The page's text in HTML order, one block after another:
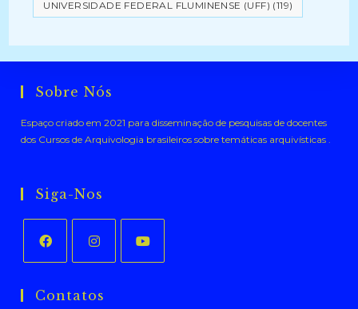
UNIVERSIDADE FEDERAL FLUMINENSE (UFF) (119)
Sobre Nós
Espaço criado em 2021 para disseminação de pesquisas de docentes
dos Cursos de Arquivologia brasileiros sobre temáticas arquivísticas .
Siga-Nos
em
em
Contatos